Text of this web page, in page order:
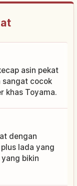
asin pekat
sangat cocok
khas Toyama.
dengan
lada yang
bikin